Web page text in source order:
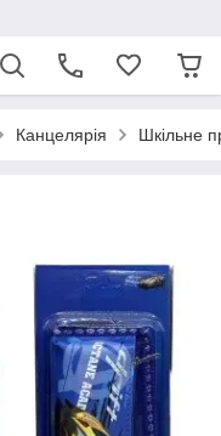
Канцелярія Шкільне